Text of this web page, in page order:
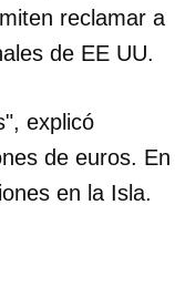
reclamar a
de EE UU.
explicó
de euros. En
en la Isla.